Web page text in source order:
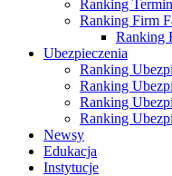
Ranking
Ranking Firm
Ranking
Ubezpieczenia
Ranking
Ranking
Ranking
Ranking
Newsy
Edukacja
Instytucje